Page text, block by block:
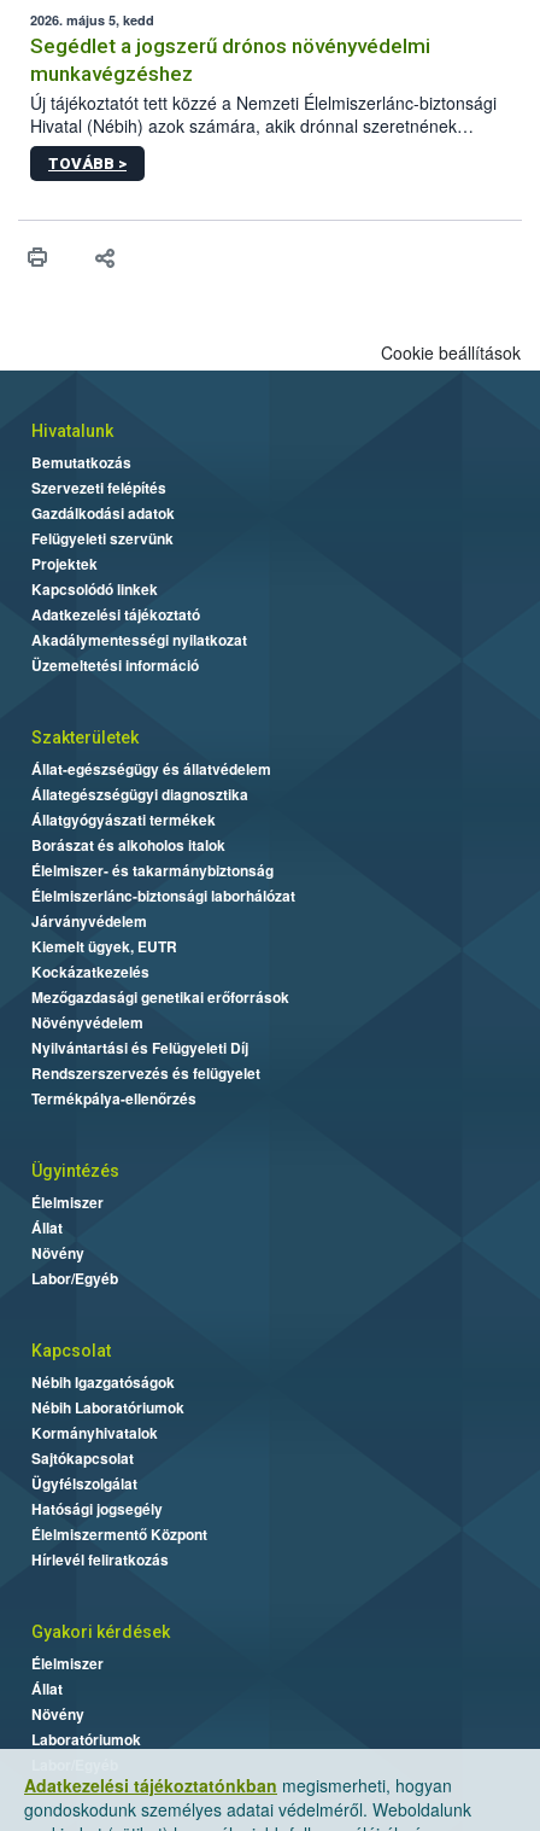
mennyiségének esetenként a kezelt terményeken is jelen kell
lennie. Nem minden élelmiszer tartalmaz szermaradékot.
Azokban az élelmiszerekben is, melyekben kimutathatóak,
általában csak nagyon kis mennyiségben vannak jelen, így nem
jelenthetnek kockázatot a fogyasztó egészségére nézve.
2026. május 5, kedd
Segédlet a jogszerű drónos növényvédelmi
munkavégzéshez
Új tájékoztatót tett közzé a Nemzeti Élelmiszerlánc-biztonsági
Hivatal (Nébih) azok számára, akik drónnal szeretnének
növényvédelmi vagy tápanyag-gazdálkodási tevékenységet
végezni Magyarországon. Az összefoglaló részletesen
műszaki és hatósági feltételek.
TOVÁBB >
Adatkezelési tájékoztatónkban megismerheti, hogyan
gondoskodunk személyes adatai védelméről. Weboldalunk
Cookie beállítások
Hivatalunk
Bemutatkozás
Szervezeti felépítés
Gazdálkodási adatok
Felügyeleti szervünk
Projektek
Kapcsolódó linkek
Adatkezelési tájékoztató
Akadálymentességi nyilatkozat
Üzemeltetési információ
Szakterületek
Állat-egészségügy és állatvédelem
Állategészségügyi diagnosztika
Állatgyógyászati termékek
Borászat és alkoholos italok
Élelmiszer- és takarmánybiztonság
Élelmiszerlánc-biztonsági laborhálózat
Járványvédelem
Kiemelt ügyek, EUTR
Kockázatkezelés
Mezőgazdasági genetikai erőforrások
Növényvédelem
Nyilvántartási és Felügyeleti Díj
Rendszerszervezés és felügyelet
Termékpálya-ellenőrzés
Ügyintézés
Élelmiszer
Állat
Növény
Labor/Egyéb
Kapcsolat
Nébih Igazgatóságok
Nébih Laboratóriumok
Kormányhivatalok
Sajtókapcsolat
Ügyfélszolgálat
Hatósági jogsegély
Élelmiszermentő Központ
Hírlevél feliratkozás
Gyakori kérdések
Élelmiszer
Állat
Növény
Laboratóriumok